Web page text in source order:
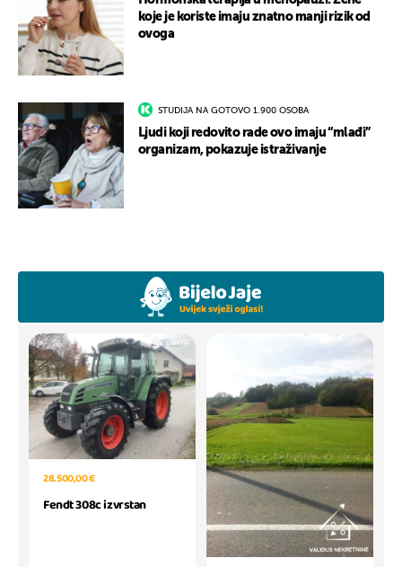
koje je koriste imaju znatno manji rizik od
ovoga
STUDIJA NA GOTOVO 1.900 OSOBA
Ljudi koji redovito rade ovo imaju “mlađi”
organizam, pokazuje istraživanje
28.500,00 €
Fendt 308c izvrstan